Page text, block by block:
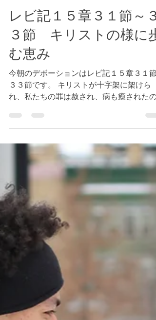
2024年10月5日
読了時間: 2分
レビ記１５章３１節～３
３節 キリストの様に歩
む恵み
今朝のデボーションはレビ記１５章３１節
れ、私たちの罪は赦され、病も癒されたの
す。（参照 イザヤ５３章５）何という素
らしい御恵みでしょうか。では、私たちが
の義であるという真実（参照 第二コリン
５章２１節）を体験することを妨げてい...